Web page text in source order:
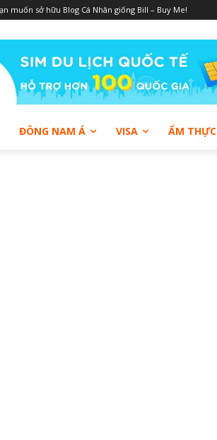
muốn sở hữu Blog Cá Nhân giống Bill – Buy Me!
ĐÔNG NAM Á VISA ẨM THỰC